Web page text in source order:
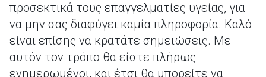
προσεκτικά τους επαγγελματίες υγείας, για
να μην σας διαφύγει καμία πληροφορία. Καλό
είναι επίσης να κρατάτε σημειώσεις. Με
αυτόν τον τρόπο θα είστε πλήρως
ενημερωμένοι, και έτσι θα μπορείτε να